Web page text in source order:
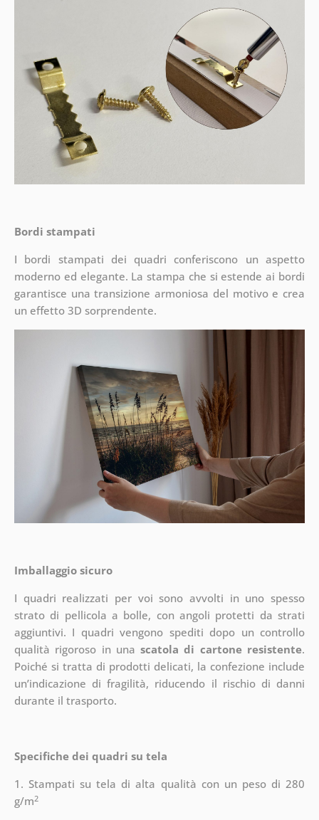
Bordi stampati
I bordi stampati dei quadri conferiscono un aspetto
moderno ed elegante. La stampa che si estende ai bordi
garantisce una transizione armoniosa del motivo e crea
un effetto 3D sorprendente.
Imballaggio sicuro
I quadri realizzati per voi sono avvolti in uno spesso
strato di pellicola a bolle, con angoli protetti da strati
aggiuntivi. I quadri vengono spediti dopo un controllo
qualità rigoroso in unascatola di cartone resistente.
Poiché si tratta di prodotti delicati, la confezione include
un’indicazione di fragilità, riducendo il rischio di danni
durante il trasporto.
Specifiche dei quadri su tela
1. Stampati su tela di alta qualità con un peso di 280
g/m2